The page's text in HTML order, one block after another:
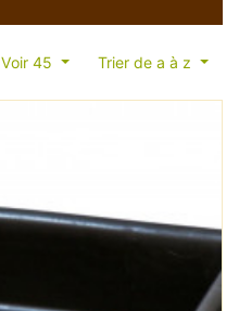
Voir 45 Trier de a à z